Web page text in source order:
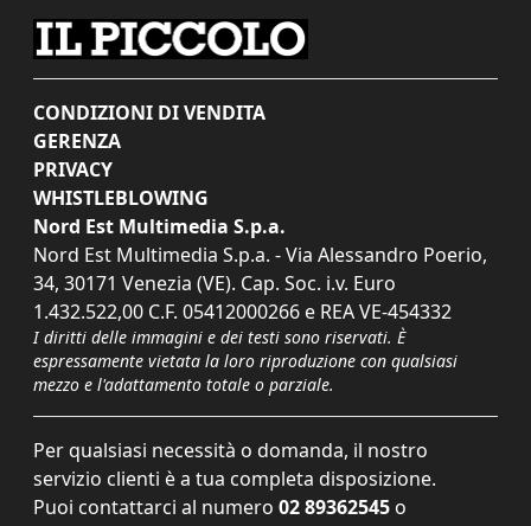
CONDIZIONI DI VENDITA
GERENZA
PRIVACY
WHISTLEBLOWING
Nord Est Multimedia S.p.a.
Nord Est Multimedia S.p.a. - Via Alessandro Poerio,
34, 30171 Venezia (VE). Cap. Soc. i.v. Euro
1.432.522,00 C.F. 05412000266 e REA VE-454332
I diritti delle immagini e dei testi sono riservati. È
espressamente vietata la loro riproduzione con qualsiasi
mezzo e l'adattamento totale o parziale.
Per qualsiasi necessità o domanda, il nostro
servizio clienti è a tua completa disposizione.
Puoi contattarci al numero 02 89362545 o